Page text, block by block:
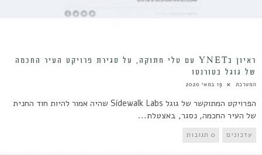
ראיון בYNET עם טלי חתוקה, על סגירת פרויקט העיר החכמה
של גוגל בטורנטו
המערכת 19 במאי 2020
הפרויקט המתוקשר של גוגל Sidewalk Labs שהיה אמור להיות חוד החנית
של העיר החכמה, נסגר, באצטלת...
עדכונים 0 תגובות